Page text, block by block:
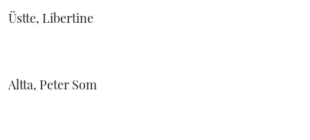
Üstte, Libertine
Altta, Peter Som